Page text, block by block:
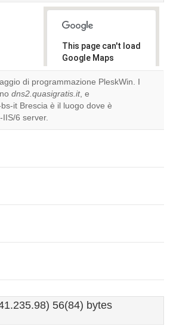
This page can't load
Google Maps
correctly.
Do you
own this
di programmazione PleskWin. I
dns2.quasigratis.it, e
it Brescia è il luogo dove è
IIS/6 server.
56(84) bytes